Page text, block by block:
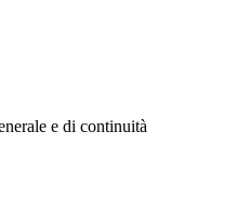
e di continuità